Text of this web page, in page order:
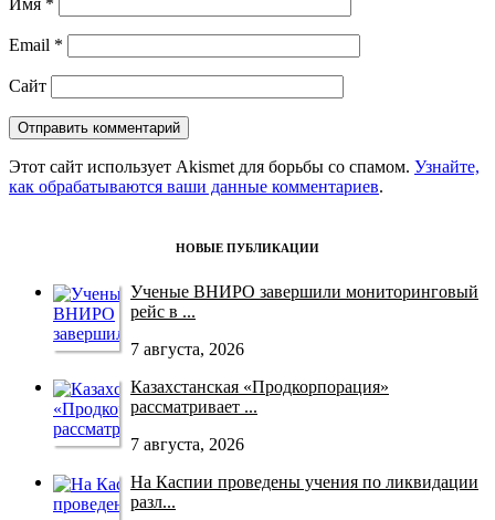
Email *
Сайт
Этот сайт использует Akismet для борьбы со спамом. Узнайте,
как обрабатываются ваши данные комментариев.
НОВЫЕ ПУБЛИКАЦИИ
Ученые ВНИРО завершили мониторинговый
рейс в ...
7 августа, 2026
Казахстанская «Продкорпорация»
рассматривает ...
7 августа, 2026
На Каспии проведены учения по ликвидации
разл...